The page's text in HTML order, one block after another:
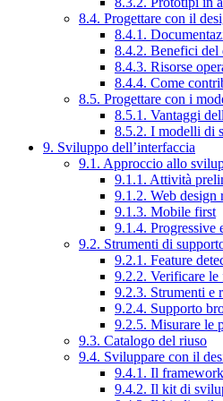
8.4. Progettare con il
8.4.1.
8.4.2. Benefici del
8.4.3. Risorse
8.4.4. Come
8.5. Progettare con i
8.5.1. Vantaggi
8.5.2. I modelli di
9. Sviluppo dell’interfaccia
9.1. Approccio allo
9.1.1. Attività
9.1.2. Web design
9.1.3. Mobile first
9.1.4. Progressive
9.2. Strumenti di
9.2.1. Feature
9.2.2. Verificare
9.2.3. Strumenti e
9.2.4. Supporto
9.2.5. Misurare le
9.3. Catalogo del riuso
9.4. Sviluppare con il
9.4.1. Il
9.4.2. Il kit di